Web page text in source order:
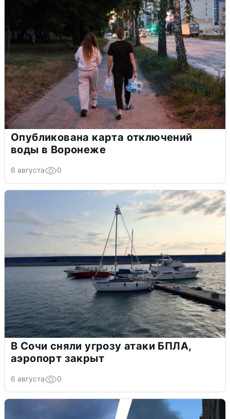
Опубликована карта отключений
воды в Воронеже
6 августа 0
В Сочи сняли угрозу атаки БПЛА,
аэропорт закрыт
6 августа 0